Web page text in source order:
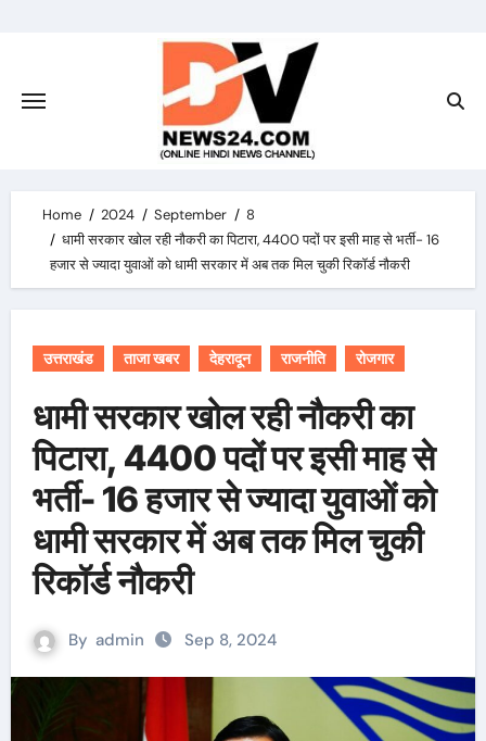
Home 2024 September
8
धामी सरकार खोल रही नौकरी का पिटारा, 4400 पदों पर इसी माह से भर्ती- 16
हजार से ज्यादा युवाओं को धामी सरकार में अब तक मिल चुकी रिकॉर्ड नौकरी
उत्तराखंड ताजा खबर देहरादून राजनीति रोजगार
धामी सरकार खोल रही नौकरी का
पिटारा, 4400 पदों पर इसी माह से
भर्ती- 16 हजार से ज्यादा युवाओं को
धामी सरकार में अब तक मिल चुकी
रिकॉर्ड नौकरी
By admin Sep 8, 2024